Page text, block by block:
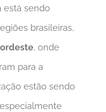
está sendo
brasileiras,
, onde
para a
estão sendo